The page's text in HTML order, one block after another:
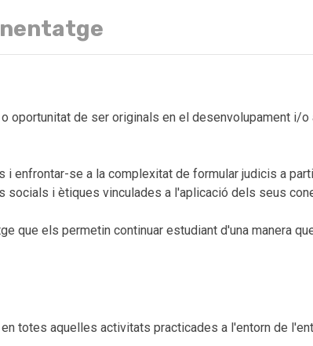
oportunitat de ser originals en el desenvolupament i/
enfrontar-se a la complexitat de formular judicis a
i ètiques vinculades a l'aplicació dels seus
que els permetin continuar estudiant d'una manera
totes aquelles activitats practicades a l'entorn de